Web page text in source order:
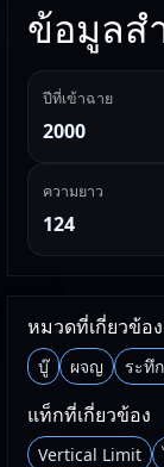
ข้อมูลส
ปีที่เข้าฉาย
2000
ความยาว
124
หมวดที่เกี่ยวข้อง
บู๊ ผจญ ระทึ
แท็กที่เกี่ยวข้อง
Vertical Limit